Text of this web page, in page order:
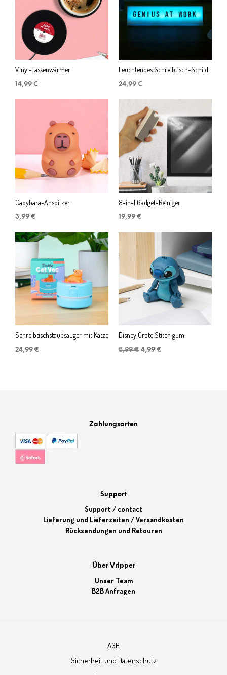
Vinyl-Tassenwärmer
14,99 €
Leuchtendes Schreibtisch-Schild
24,99 €
Capybara-Anspitzer
3,99 €
8-in-1 Gadget-Reiniger
19,99 €
Schreibtischstaubsauger mit Katze
24,99 €
Disney Grote Stitch gum
5,99€ Ursprünglicher
4,99 €
Zahlungsarten
Support
Support / contact
Lieferung und Lieferzeiten / Versandkosten
Rücksendungen und Retouren
Über Vripper
Unser Team
B2B Anfragen
AGB
Sicherheit und Datenschutz